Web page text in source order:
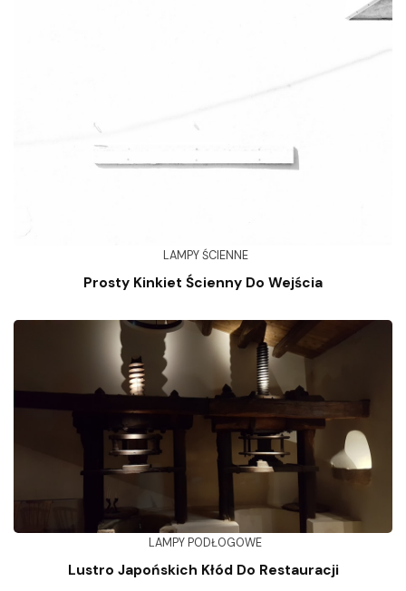
LAMPY ŚCIENNE
Prosty Kinkiet Ścienny Do Wejścia
LAMPY PODŁOGOWE
Lustro Japońskich Kłód Do Restauracji